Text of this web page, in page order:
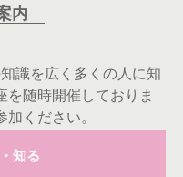
内
識を広く多くの人に知
を随時開催しておりま
ください。
知る